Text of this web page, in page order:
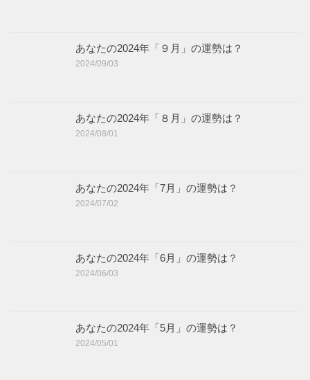
あなたの2024年「９月」の運勢は？
2024/09/03
あなたの2024年「８月」の運勢は？
2024/08/01
あなたの2024年「7月」の運勢は？
2024/07/02
あなたの2024年「6月」の運勢は？
2024/06/03
あなたの2024年「5月」の運勢は？
2024/05/01